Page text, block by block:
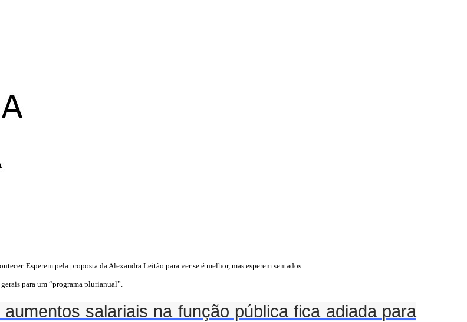
Esperem pela proposta da Alexandra Leitão para ver se é melhor, mas esperem sentados…
para um “programa plurianual”.
salariais na função pública fica adiada para